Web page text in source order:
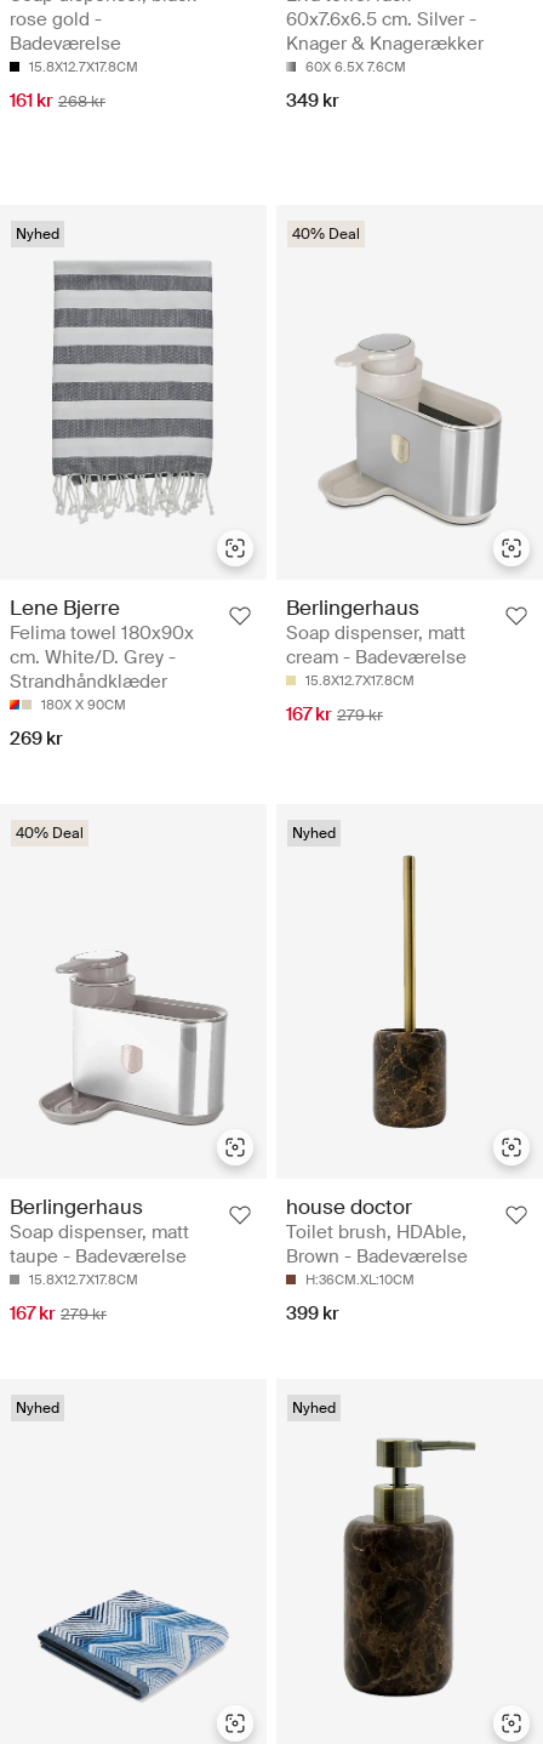
rose gold -
Badeværelse
15.8X12.7X17.8CM
161 kr 268 kr
60x7.6x6.5 cm. Silver -
Knager & Knagerækker
60X 6.5X 7.6CM
349 kr
Nyhed
Lene Bjerre
Felima towel 180x90x
cm. White/D. Grey -
Strandhåndklæder
180X X 90CM
269 kr
40% Deal
Berlingerhaus
Soap dispenser, matt
cream - Badeværelse
15.8X12.7X17.8CM
167 kr 279 kr
40% Deal
Berlingerhaus
Soap dispenser, matt
taupe - Badeværelse
15.8X12.7X17.8CM
167 kr 279 kr
Nyhed
house doctor
Toilet brush, HDAble,
Brown - Badeværelse
H:36CM.XL:10CM
399 kr
Nyhed Nyhed